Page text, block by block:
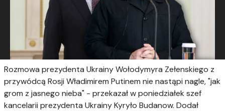
Rozmowa prezydenta Ukrainy Wołodymyra Zełenskiego z
przywódcą Rosji Władimirem Putinem nie nastąpi nagle, "jak
grom z jasnego nieba" - przekazał w poniedziałek szef
kancelarii prezydenta Ukrainy Kyryło Budanow. Dodał